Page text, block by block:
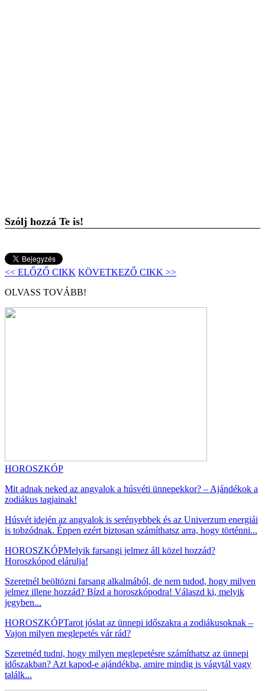
Szólj hozzá Te is!
<< ELŐZŐ CIKK KÖVETKEZŐ CIKK >>
OLVASS TOVÁBB!
HOROSZKÓP
Mit adnak neked az angyalok a húsvéti ünnepekkor? – Ajándékok a
zodiákus tagjainak!
Húsvét idején az angyalok is serényebbek és az Univerzum energiái
is tobzódnak. Éppen ezért biztosan számíthatsz arra, hogy történni...
HOROSZKÓPMelyik farsangi jelmez áll közel hozzád?
Horoszkópod elárulja!
Szeretnél beöltözni farsang alkalmából, de nem tudod, hogy milyen
jelmez illene hozzád? Bízd a horoszkópodra! Válaszd ki, melyik
jegyben...
HOROSZKÓPTarot jóslat az ünnepi időszakra a zodiákusoknak –
Vajon milyen meglepetés vár rád?
Szeretnéd tudni, hogy milyen meglepetésre számíthatsz az ünnepi
időszakban? Azt kapod-e ajándékba, amire mindig is vágytál vagy
találk...